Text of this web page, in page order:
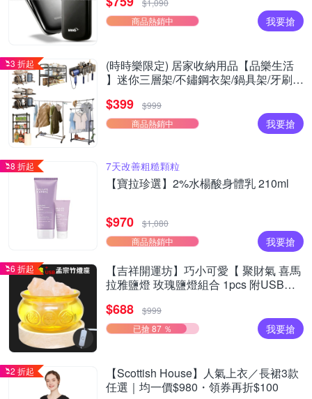
$1,090
商品熱銷中
我要搶
3 折起
(時時樂限定) 居家收納用品【品樂生活
】迷你三層架/不鏽鋼衣架/鍋具架/牙刷
$399
$999
商品熱銷中
我要搶
8 折起 7天改善粗糙顆粒
【寶拉珍選】2%水楊酸身體乳 210ml
$970
$1,080
商品熱銷中
我要搶
6 折起
【吉祥開運坊】巧小可愛【 聚財氣 喜馬
拉雅鹽燈 玫瑰鹽燈組合 1pcs 附USB燈
$688
$999
已搶 87 ％
我要搶
2 折起
【Scottish House】人氣上衣／長裙3款
任選｜均一價$980・領券再折$100